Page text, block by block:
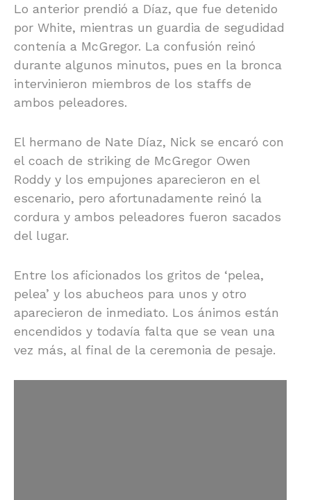
Lo anterior prendió a Díaz, que fue detenido
por White, mientras un guardia de segudidad
contenía a McGregor. La confusión reinó
durante algunos minutos, pues en la bronca
intervinieron miembros de los staffs de
ambos peleadores.
El hermano de Nate Díaz, Nick se encaró con
el coach de striking de McGregor Owen
Roddy y los empujones aparecieron en el
escenario, pero afortunadamente reinó la
cordura y ambos peleadores fueron sacados
del lugar.
Entre los aficionados los gritos de ‘pelea,
pelea’ y los abucheos para unos y otro
aparecieron de inmediato. Los ánimos están
encendidos y todavía falta que se vean una
vez más, al final de la ceremonia de pesaje.